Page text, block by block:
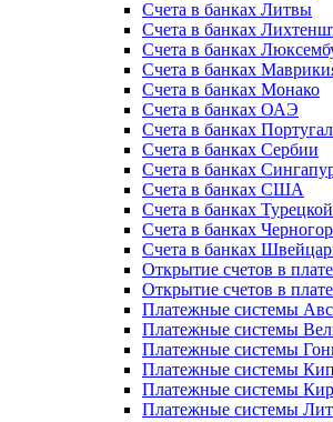
Счета в банках Литвы
Счета в банках
Счета в банках
Счета в банках
Счета в банках Монако
Счета в банках ОАЭ
Счета в банках
Счета в банках Сербии
Счета в банках
Счета в банках США
Счета в банках
Счета в банках
Счета в банках
Открытие счетов в
Открытие счетов в
Платежные системы
Платежные системы
Платежные системы
Платежные системы
Платежные системы
Платежные системы